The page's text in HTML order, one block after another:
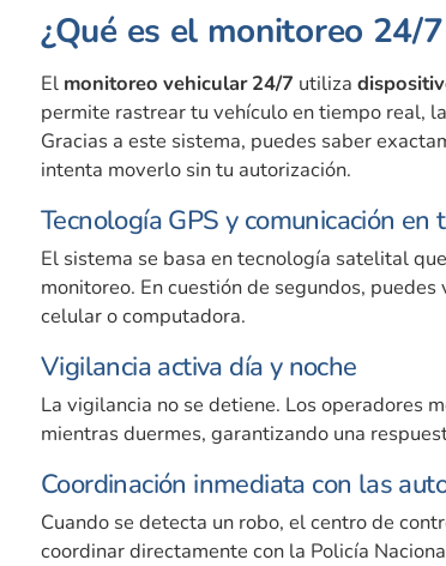
¿Qué es el monitoreo 24/
El monitoreo vehicular 24/7 utiliza
permite rastrear tu vehículo en tiempo real,
Gracias a este sistema, puedes saber
intenta moverlo sin tu autorización.
Tecnología GPS y comunicación en
El sistema se basa en tecnología satelital
monitoreo. En cuestión de segundos,
celular o computadora.
Vigilancia activa día y noche
La vigilancia no se detiene. Los operadores
mientras duermes, garantizando una
Coordinación inmediata con las
Cuando se detecta un robo, el centro de
coordinar directamente con la Policía